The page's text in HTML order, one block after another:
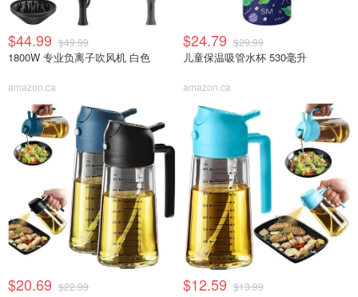
$44.99 $49.99
1800W 专业负离子吹风机 白色
amazon.ca
$24.79 $29.99
儿童保温吸管水杯 530毫升
amazon.ca
$20.69 $22.99 $12.59 $13.99